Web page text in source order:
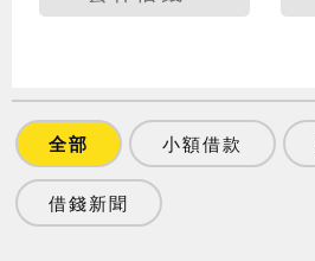
全部 小額借款
借錢新聞